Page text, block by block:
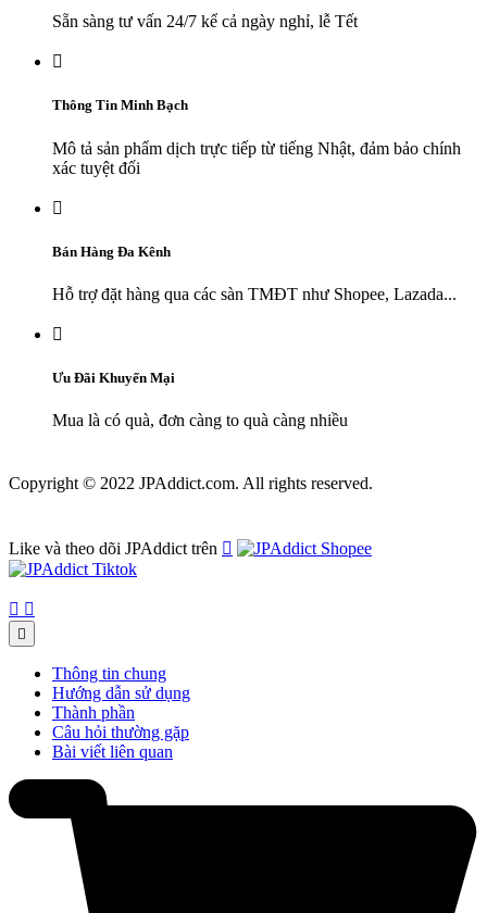
Sẵn sàng tư vấn 24/7 kể cả ngày nghỉ, lễ Tết

Thông Tin Minh Bạch
Mô tả sản phẩm dịch trực tiếp từ tiếng Nhật, đảm bảo chính
xác tuyệt đối

Bán Hàng Đa Kênh
Hỗ trợ đặt hàng qua các sàn TMĐT như Shopee, Lazada...

Ưu Đãi Khuyến Mại
Mua là có quà, đơn càng to quà càng nhiều
Copyright © 2022 JPAddict.com. All rights reserved.
Like và theo dõi JPAddict trên 
 

Thông tin chung
Hướng dẫn sử dụng
Thành phần
Câu hỏi thường gặp
Bài viết liên quan